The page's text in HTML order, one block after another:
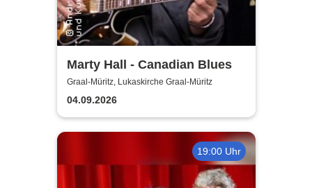
Marty Hall - Canadian Blues
Graal-Müritz, Lukaskirche Graal-Müritz
04.09.2026
19:00 Uhr